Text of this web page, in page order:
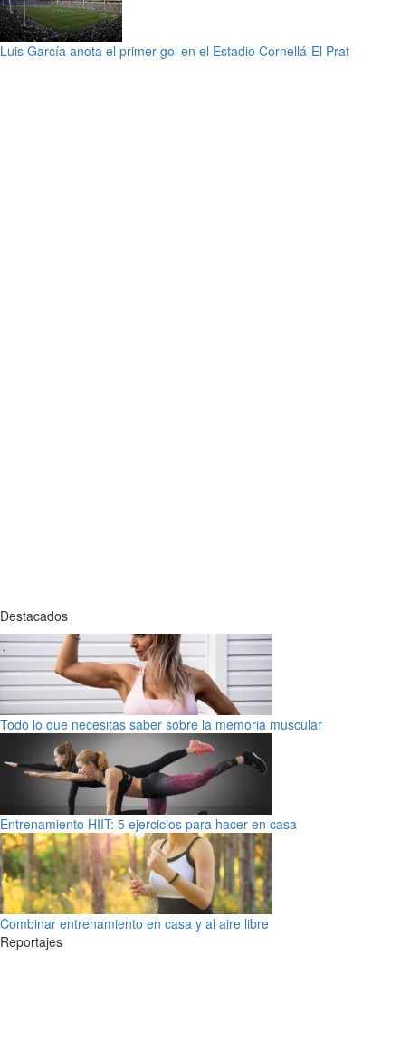
Luis García anota el primer gol en el Estadio Cornellá-El Prat
Destacados
Todo lo que necesitas saber sobre la memoria muscular
Entrenamiento HIIT: 5 ejercicios para hacer en casa
Combinar entrenamiento en casa y al aire libre
Reportajes